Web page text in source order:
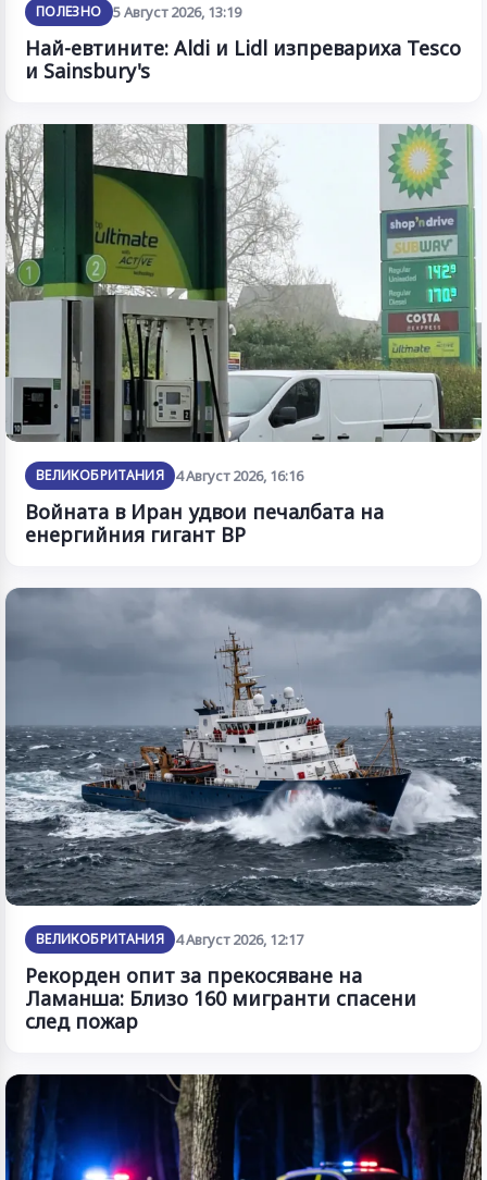
ПОЛЕЗНО 5 Август 2026, 13:19
Най-евтините: Aldi и Lidl изпревариха Tesco
и Sainsbury's
ВЕЛИКОБРИТАНИЯ 4 Август 2026, 16:16
Войната в Иран удвои печалбата на
енергийния гигант BP
ВЕЛИКОБРИТАНИЯ 4 Август 2026, 12:17
Рекорден опит за прекосяване на
Ламанша: Близо 160 мигранти спасени
след пожар